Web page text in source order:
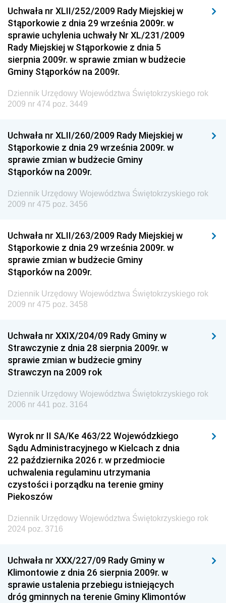
Drogowego
Dziennik Urzędowy Narodowego Banku Polskiego
Dziennik Urzędowy Komendy Głównej Policji
Dziennik Urzędowy Ministra Pracy i Polityki
Społecznej
Dziennik Urzędowy Ministra Transportu, Budownictwa
i Gospodarki Morskiej
Dziennik Urzędowy Ministra Spraw Zagranicznych
Dziennik Urzędowy Centralnego Biura
Antykorupcyjnego
Wewnętrznego
Dziennik Urzędowy Urzędu Patentowego
Dziennik Urzędowy Generalnej Dyrekcji Dróg
Krajowych i Autostrad
Dziennik Urzędowy Ministra Środowiska
Dziennik Urzędowy Ministra Edukacji
Dziennik Urzędowy Ministra Przemysłu
Dziennik Urzędowy Ministra Finansów i Gospodarki
Dziennik Urzędowy Ministra do Spraw Unii
Dziennik Urzędowy Agencji Wywiadu
Uchwała nr XLII/252/2009 Rady Miejskiej w
Stąporkowie z dnia 29 września 2009r. w
sprawie uchylenia uchwały Nr XL/231/2009
Rady Miejskiej w Stąporkowie z dnia 5
sierpnia 2009r. w sprawie zmian w budżecie
Gminy Stąporków na 2009r.
Dziennik Urzędowy Województwa Świętokrzyskiego rok
2009 nr 474 poz. 3449
Uchwała nr XLII/260/2009 Rady Miejskiej w
Stąporkowie z dnia 29 września 2009r. w
sprawie zmian w budżecie Gminy
Stąporków na 2009r.
Dziennik Urzędowy Województwa Świętokrzyskiego rok
2009 nr 475 poz. 3456
Uchwała nr XLII/263/2009 Rady Miejskiej w
Stąporkowie z dnia 29 września 2009r. w
sprawie zmian w budżecie Gminy
Stąporków na 2009r.
Dziennik Urzędowy Województwa Świętokrzyskiego rok
2009 nr 475 poz. 3458
Uchwała nr XXIX/204/09 Rady Gminy w
Strawczynie z dnia 28 sierpnia 2009r. w
sprawie zmian w budżecie gminy
Strawczyn na 2009 rok
Dziennik Urzędowy Województwa Świętokrzyskiego rok
2006 nr 441 poz. 3164
Wyrok nr II SA/Ke 463/22 Wojewódzkiego
Sądu Administracyjnego w Kielcach z dnia
22 października 2026 r. w przedmiocie
uchwalenia regulaminu utrzymania
czystości i porządku na terenie gminy
Piekoszów
Dziennik Urzędowy Województwa Świętokrzyskiego rok
2024 poz. 3716
Uchwała nr XXX/227/09 Rady Gminy w
Klimontowie z dnia 26 sierpnia 2009r. w
sprawie ustalenia przebiegu istniejących
dróg gminnych na terenie Gminy Klimontów